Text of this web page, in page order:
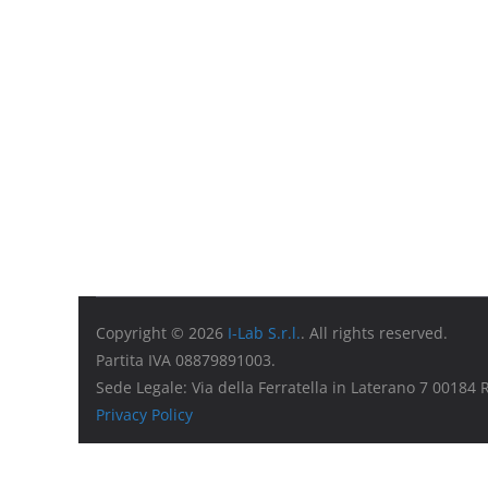
Copyright © 2026 I-Lab S.r.l.. All rights reserved.
Partita IVA 08879891003.
Sede Legale: Via della Ferratella in Laterano 7 00184
Privacy Policy